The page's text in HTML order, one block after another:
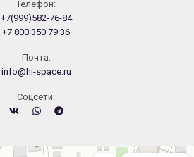
Телефон:
+7(999)582-76-84
+7 800 350 79 36
Почта:
info@hi-space.ru
Cоцсети: